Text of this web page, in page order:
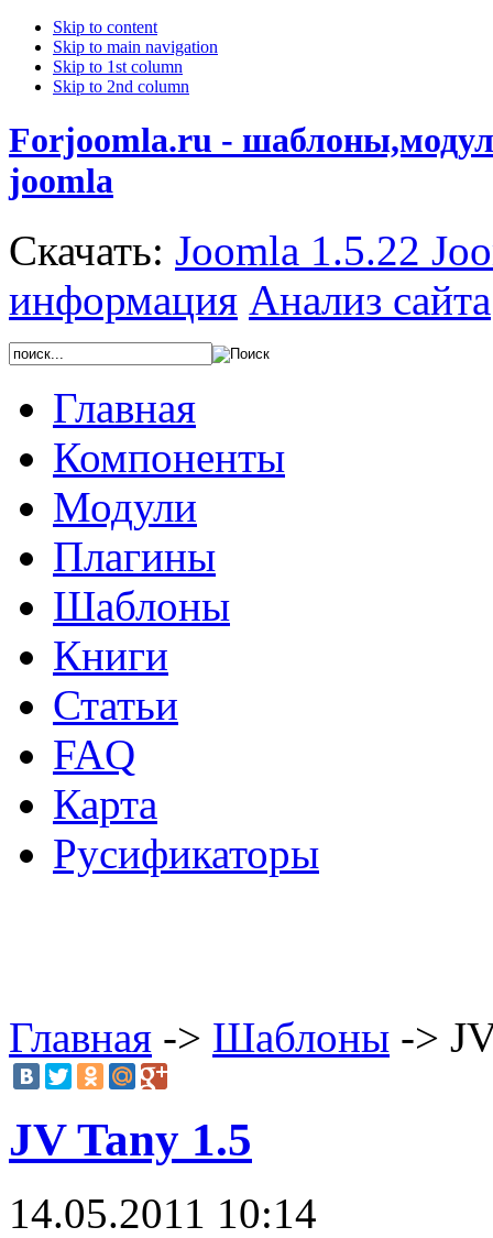
Skip to content
Skip to main navigation
Skip to 1st column
Skip to 2nd column
Forjoomla.ru -
joomla
Скачать: Joomla 1.5.22
информация Анализ сайта
Главная
Компоненты
Модули
Плагины
Шаблоны
Книги
Статьи
FAQ
Карта
Русификаторы
Главная -> Шаблоны ->
JV Tany 1.5
14.05.2011 10:14